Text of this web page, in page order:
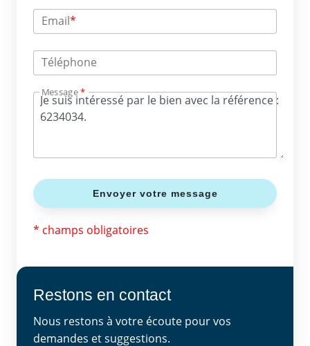
Email*
Téléphone
Message*
* champs obligatoires
Restons en contact
Nous restons à votre écoute pour vos
demandes et suggestions.